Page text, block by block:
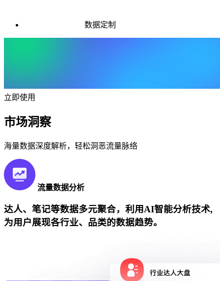
数据定制
立即使用
市场洞察
海量数据深度解析，轻松洞恶流量脉络
流量数据分析
达人、笔记等数据多元聚合，利用AI智能分析技术,
为用户展现各行业、品类的数据趋势。